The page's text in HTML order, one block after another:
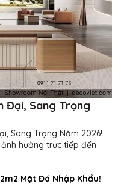
Đại, Sang Trọng
Sang Trọng Năm 2026!
hưởng trực tiếp đến
Mặt Đá Nhập Khẩu!